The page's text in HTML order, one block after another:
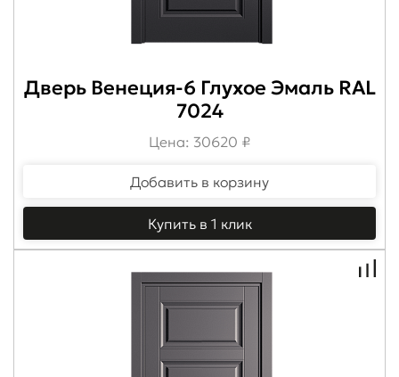
Дверь Венеция-6 Глухое Эмаль RAL
7024
Цена: 30620 ₽
Добавить в корзину
Купить в 1 клик